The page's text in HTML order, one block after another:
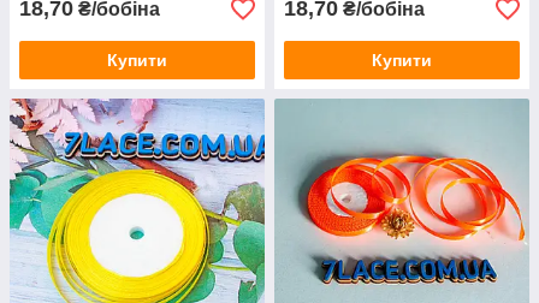
18,70 ₴/бобіна
Купити
18,70 ₴/бобіна
Купити